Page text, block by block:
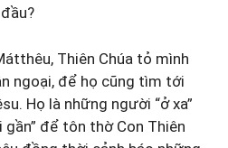
Thiên Chúa tỏ mình
ngoại, để họ cũng tìm tới
Họ là những người “ở xa”
để tôn thờ Con Thiên